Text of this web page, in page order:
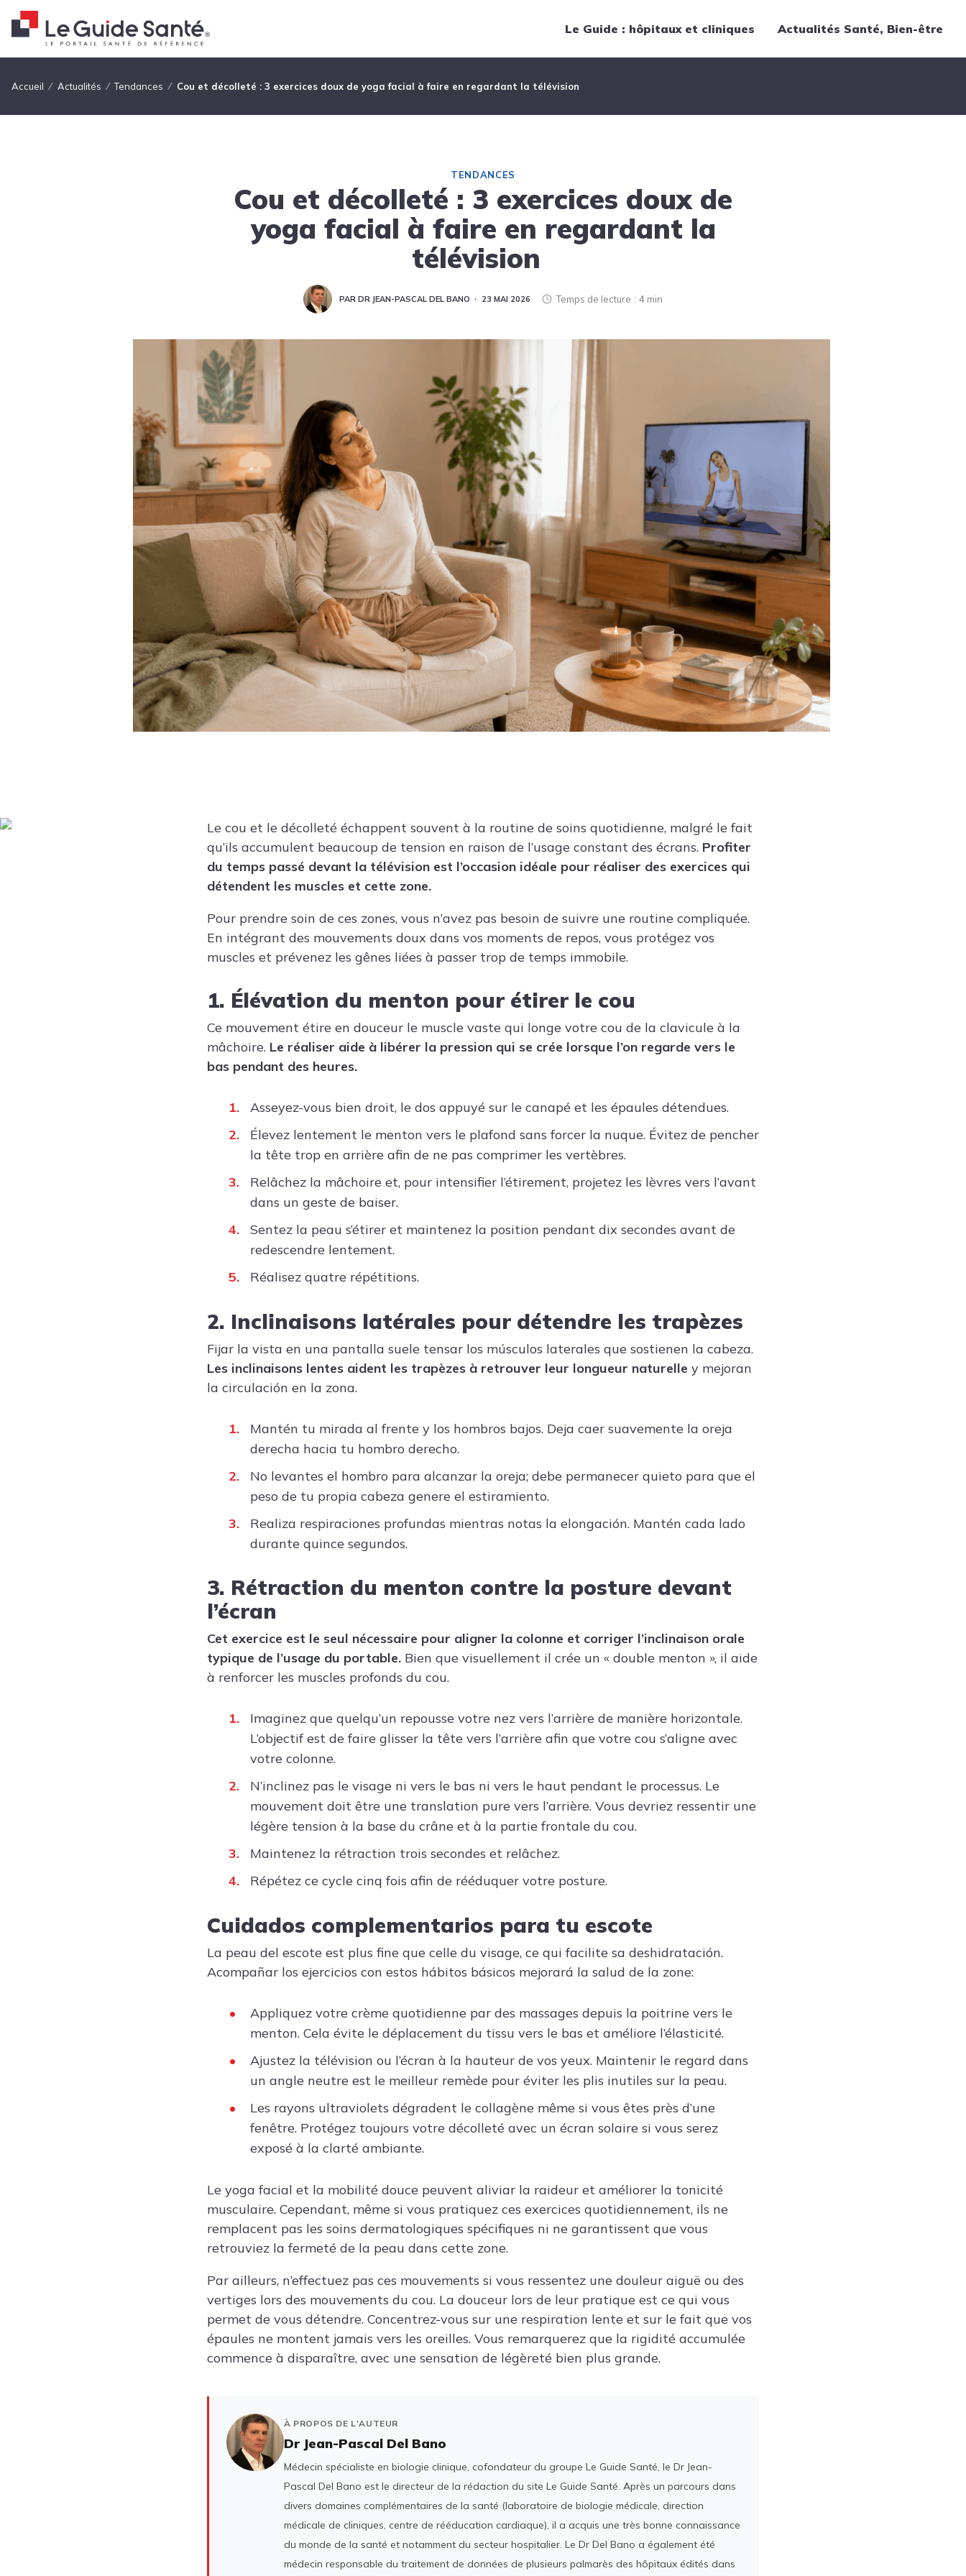
Le Guide : hôpitaux et cliniques Actualités Santé, Bien-être
Fil d'Ariane
Accueil Actualités Tendances Cou et décolleté : 3 exercices doux de yoga facial à faire en regardant la télévision
TENDANCES
Cou et décolleté : 3 exercices doux de
yoga facial à faire en regardant la
télévision
PAR DR JEAN-PASCAL DEL BANO 23 MAI 2026 Temps de lecture 4 min
Le cou et le décolleté échappent souvent à la routine de soins quotidienne, malgré le fait
qu’ils accumulent beaucoup de tension en raison de l’usage constant des écrans. Profiter
du temps passé devant la télévision est l’occasion idéale pour réaliser des exercices qui
détendent les muscles et cette zone.
Pour prendre soin de ces zones, vous n’avez pas besoin de suivre une routine compliquée.
En intégrant des mouvements doux dans vos moments de repos, vous protégez vos
muscles et prévenez les gênes liées à passer trop de temps immobile.
1. Élévation du menton pour étirer le cou
Ce mouvement étire en douceur le muscle vaste qui longe votre cou de la clavicule à la
mâchoire. Le réaliser aide à libérer la pression qui se crée lorsque l’on regarde vers le
bas pendant des heures.
Asseyez-vous bien droit, le dos appuyé sur le canapé et les épaules détendues.
Élevez lentement le menton vers le plafond sans forcer la nuque. Évitez de pencher
la tête trop en arrière afin de ne pas comprimer les vertèbres.
Relâchez la mâchoire et, pour intensifier l’étirement, projetez les lèvres vers l’avant
dans un geste de baiser.
Sentez la peau s’étirer et maintenez la position pendant dix secondes avant de
redescendre lentement.
Réalisez quatre répétitions.
2. Inclinaisons latérales pour détendre les trapèzes
Fijar la vista en una pantalla suele tensar los músculos laterales que sostienen la cabeza.
Les inclinaisons lentes aident les trapèzes à retrouver leur longueur naturelle y mejoran
la circulación en la zona.
Mantén tu mirada al frente y los hombros bajos. Deja caer suavemente la oreja
derecha hacia tu hombro derecho.
No levantes el hombro para alcanzar la oreja; debe permanecer quieto para que el
peso de tu propia cabeza genere el estiramiento.
Realiza respiraciones profundas mientras notas la elongación. Mantén cada lado
durante quince segundos.
3. Rétraction du menton contre la posture devant
l’écran
Cet exercice est le seul nécessaire pour aligner la colonne et corriger l’inclinaison orale
typique de l’usage du portable. Bien que visuellement il crée un « double menton », il aide
à renforcer les muscles profonds du cou.
Imaginez que quelqu’un repousse votre nez vers l’arrière de manière horizontale.
L’objectif est de faire glisser la tête vers l’arrière afin que votre cou s’aligne avec
votre colonne.
N’inclinez pas le visage ni vers le bas ni vers le haut pendant le processus. Le
mouvement doit être une translation pure vers l’arrière. Vous devriez ressentir une
légère tension à la base du crâne et à la partie frontale du cou.
Maintenez la rétraction trois secondes et relâchez.
Répétez ce cycle cinq fois afin de rééduquer votre posture.
Cuidados complementarios para tu escote
La peau del escote est plus fine que celle du visage, ce qui facilite sa deshidratación.
Acompañar los ejercicios con estos hábitos básicos mejorará la salud de la zone:
Appliquez votre crème quotidienne par des massages depuis la poitrine vers le
menton. Cela évite le déplacement du tissu vers le bas et améliore l’élasticité.
Ajustez la télévision ou l’écran à la hauteur de vos yeux. Maintenir le regard dans
un angle neutre est le meilleur remède pour éviter les plis inutiles sur la peau.
Les rayons ultraviolets dégradent le collagène même si vous êtes près d’une
fenêtre. Protégez toujours votre décolleté avec un écran solaire si vous serez
exposé à la clarté ambiante.
Le yoga facial et la mobilité douce peuvent aliviar la raideur et améliorer la tonicité
musculaire. Cependant, même si vous pratiquez ces exercices quotidiennement, ils ne
remplacent pas les soins dermatologiques spécifiques ni ne garantissent que vous
retrouviez la fermeté de la peau dans cette zone.
Par ailleurs, n’effectuez pas ces mouvements si vous ressentez une douleur aiguë ou des
vertiges lors des mouvements du cou. La douceur lors de leur pratique est ce qui vous
permet de vous détendre. Concentrez-vous sur une respiration lente et sur le fait que vos
épaules ne montent jamais vers les oreilles. Vous remarquerez que la rigidité accumulée
commence à disparaître, avec une sensation de légèreté bien plus grande.
À PROPOS DE L'AUTEUR
Dr Jean-Pascal Del Bano
Médecin spécialiste en biologie clinique, cofondateur du groupe Le Guide Santé, le Dr Jean-
Pascal Del Bano est le directeur de la rédaction du site Le Guide Santé. Après un parcours dans
divers domaines complémentaires de la santé (laboratoire de biologie médicale, direction
médicale de cliniques, centre de rééducation cardiaque), il a acquis une très bonne connaissance
du monde de la santé et notamment du secteur hospitalier. Le Dr Del Bano a également été
médecin responsable du traitement de données de plusieurs palmarès des hôpitaux édités dans